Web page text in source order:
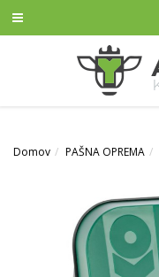
Domov PAŠNA OPREMA